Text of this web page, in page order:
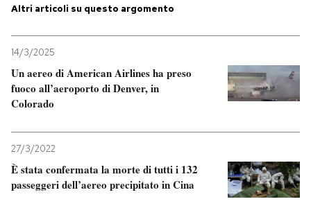
CALENDARIO
AREA PERSONALE
Entra
Altri articoli su questo argomento
14/3/2025
Un aereo di American Airlines ha preso
fuoco all’aeroporto di Denver, in
Colorado
27/3/2022
È stata confermata la morte di tutti i 132
passeggeri dell’aereo precipitato in Cina